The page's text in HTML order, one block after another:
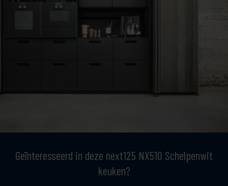
Geïnteresseerd in deze next125 NX510 Schelpenwit
keuken?